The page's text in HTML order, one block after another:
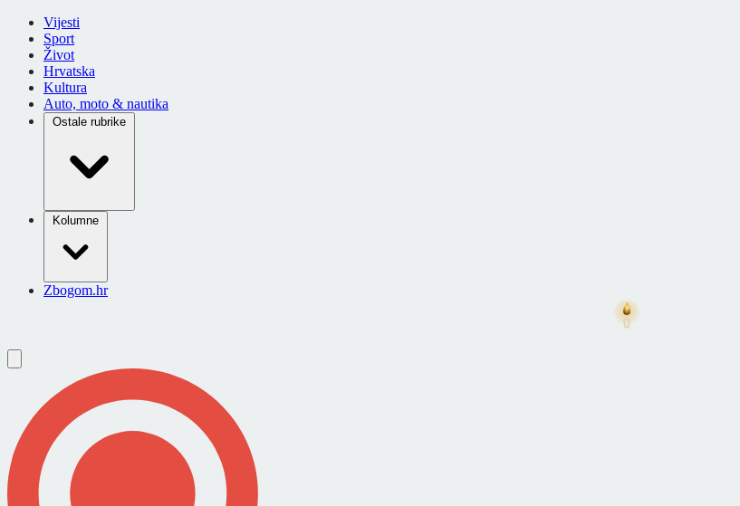
Vijesti
Sport
Život
Hrvatska
Kultura
Auto, moto & nautika
Ostale rubrike
Kolumne
Zbogom.hr